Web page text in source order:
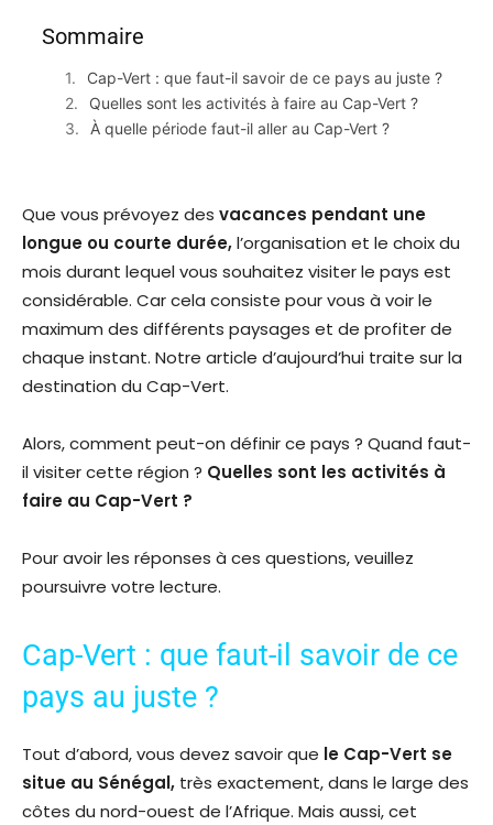
Sommaire
Cap-Vert : que faut-il savoir de ce pays au juste ?
Quelles sont les activités à faire au Cap-Vert ?
À quelle période faut-il aller au Cap-Vert ?
Que vous prévoyez des vacances pendant une
longue ou courte durée,l’organisation et le choix du
mois durant lequel vous souhaitez visiter le pays est
considérable. Car cela consiste pour vous à voir le
maximum des différents paysages et de profiter de
chaque instant. Notre article d’aujourd’hui traite sur la
destination du Cap-Vert.
Alors, comment peut-on définir ce pays ? Quand faut-
il visiter cette région ? Quelles sont les activités à
faire au Cap-Vert ?
Pour avoir les réponses à ces questions, veuillez
poursuivre votre lecture.
Cap-Vert : que faut-il savoir de ce
pays au juste ?
Tout d’abord, vous devez savoir que le Cap-Vert se
situe au Sénégal, très exactement, dans le large des
côtes du nord-ouest de l’Afrique. Mais aussi, cet